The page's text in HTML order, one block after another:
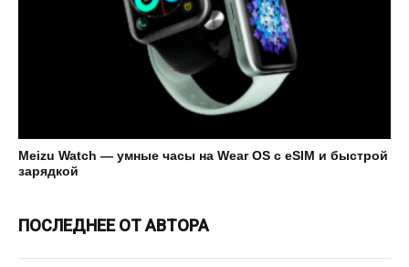
Meizu Watch — умные часы на Wear OS с eSIM и быстрой
зарядкой
ПОСЛЕДНЕЕ ОТ АВТОРА